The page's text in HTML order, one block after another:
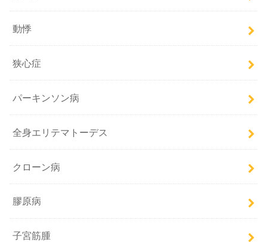
動悸
狭心症
パーキンソン病
全身エリテマトーデス
クローン病
膠原病
子宮筋腫